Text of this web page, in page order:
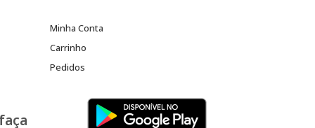
Minha Conta
Carrinho
Pedidos